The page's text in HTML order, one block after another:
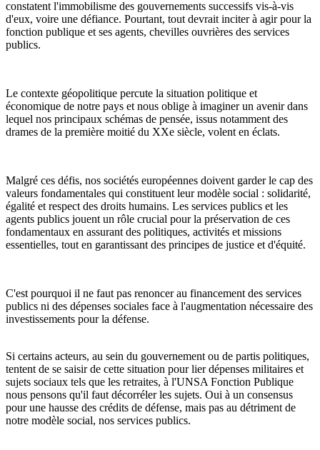
constatent l'immobilisme des gouvernements successifs vis-à-vis
d'eux, voire une défiance. Pourtant, tout devrait inciter à agir pour la
fonction publique et ses agents, chevilles ouvrières des services
publics.
Le contexte géopolitique percute la situation politique et
économique de notre pays et nous oblige à imaginer un avenir dans
lequel nos principaux schémas de pensée, issus notamment des
drames de la première moitié du XXe siècle, volent en éclats.
Malgré ces défis, nos sociétés européennes doivent garder le cap des
valeurs fondamentales qui constituent leur modèle social : solidarité,
égalité et respect des droits humains. Les services publics et les
agents publics jouent un rôle crucial pour la préservation de ces
fondamentaux en assurant des politiques, activités et missions
essentielles, tout en garantissant des principes de justice et d'équité.
C'est pourquoi il ne faut pas renoncer au financement des services
publics ni des dépenses sociales face à l'augmentation nécessaire des
investissements pour la défense.
Si certains acteurs, au sein du gouvernement ou de partis politiques,
tentent de se saisir de cette situation pour lier dépenses militaires et
sujets sociaux tels que les retraites, à l'UNSA Fonction Publique
nous pensons qu'il faut décorréler les sujets. Oui à un consensus
pour une hausse des crédits de défense, mais pas au détriment de
notre modèle social, nos services publics.